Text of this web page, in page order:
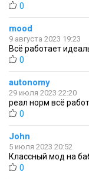
0
mood
9 августа 2023 19:23
Всё работает
0
autonomy
29 июля 2023 22:20
реал норм всё
0
John
5 июля 2023 20:52
Классный мод на
0